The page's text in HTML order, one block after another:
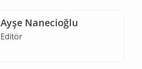
Ayşe Nanecioğlu
Editör